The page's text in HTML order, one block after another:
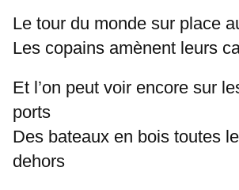
Le tour du monde sur place
Les copains amènent leurs
Et l’on peut voir encore sur
ports
Des bateaux en bois toutes
dehors